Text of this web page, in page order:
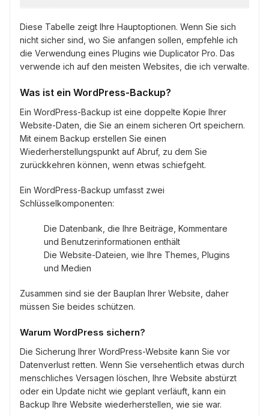
Diese Tabelle zeigt Ihre Hauptoptionen. Wenn Sie sich
nicht sicher sind, wo Sie anfangen sollen, empfehle ich
die Verwendung eines Plugins wie Duplicator Pro. Das
verwende ich auf den meisten Websites, die ich verwalte.
Was ist ein WordPress-Backup?
Ein WordPress-Backup ist eine doppelte Kopie Ihrer
Website-Daten, die Sie an einem sicheren Ort speichern.
Mit einem Backup erstellen Sie einen
Wiederherstellungspunkt auf Abruf, zu dem Sie
zurückkehren können, wenn etwas schiefgeht.
Ein WordPress-Backup umfasst zwei
Schlüsselkomponenten:
Die Datenbank, die Ihre Beiträge, Kommentare
und Benutzerinformationen enthält
Die Website-Dateien, wie Ihre Themes, Plugins
und Medien
Zusammen sind sie der Bauplan Ihrer Website, daher
müssen Sie beides schützen.
Warum WordPress sichern?
Die Sicherung Ihrer WordPress-Website kann Sie vor
Datenverlust retten. Wenn Sie versehentlich etwas durch
menschliches Versagen löschen, Ihre Website abstürzt
oder ein Update nicht wie geplant verläuft, kann ein
Backup Ihre Website wiederherstellen, wie sie war.